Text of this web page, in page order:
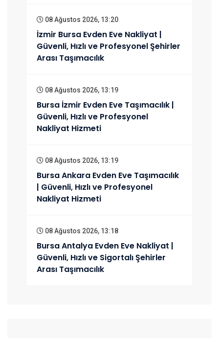
08 Ağustos 2026, 13:20
İzmir Bursa Evden Eve Nakliyat |
Güvenli, Hızlı ve Profesyonel Şehirler
Arası Taşımacılık
08 Ağustos 2026, 13:19
Bursa İzmir Evden Eve Taşımacılık |
Güvenli, Hızlı ve Profesyonel
Nakliyat Hizmeti
08 Ağustos 2026, 13:19
Bursa Ankara Evden Eve Taşımacılık
| Güvenli, Hızlı ve Profesyonel
Nakliyat Hizmeti
08 Ağustos 2026, 13:18
Bursa Antalya Evden Eve Nakliyat |
Güvenli, Hızlı ve Sigortalı Şehirler
Arası Taşımacılık